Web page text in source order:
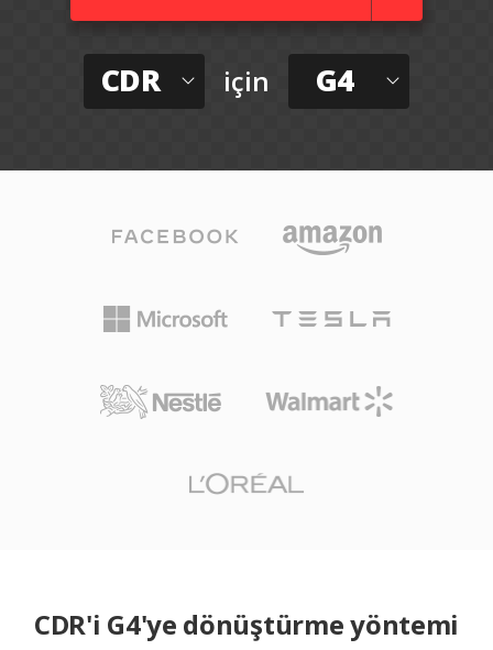
CDR için G4
CDR'i G4'ye dönüştürme yöntemi